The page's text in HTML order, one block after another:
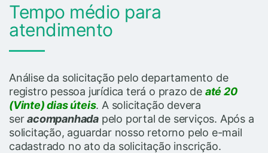
Tempo médio para
atendimento
Análise da solicitação pelo departamento de
registro pessoa jurídica terá o prazo de até 20
(Vinte) dias úteis. A solicitação devera
seracompanhada pelo portal de serviços. Após a
solicitação, aguardar nosso retorno pelo e-mail
cadastrado no ato da solicitação inscrição.